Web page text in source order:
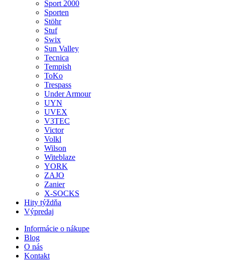
Sport 2000
Sporten
Stöhr
Stuf
Swix
Sun Valley
Tecnica
Tempish
ToKo
Trespass
Under Armour
UYN
UVEX
V3TEC
Victor
Volkl
Wilson
Witeblaze
YORK
ZAJO
Zanier
X-SOCKS
Hity týždňa
Výpredaj
Informácie o nákupe
Blog
O nás
Kontakt